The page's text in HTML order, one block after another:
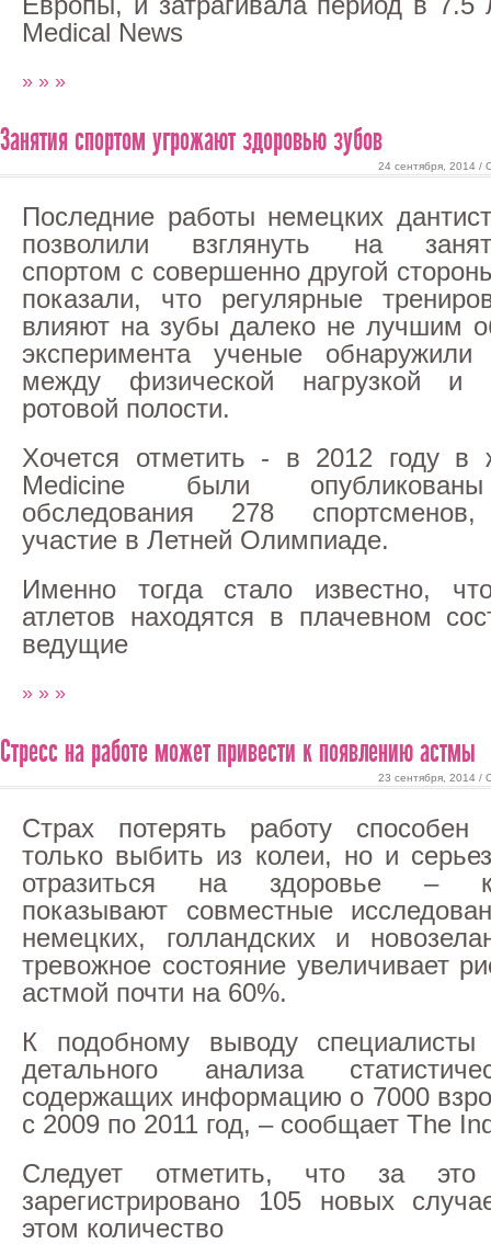
Medical News
» » »
Занятия спортом угрожают здоровью зубов
24 сентября, 2014 /
Последние работы немецких
позволили взглянуть на
спортом с совершенно другой
показали, что регулярные
влияют на зубы далеко не лучшим
эксперимента ученые
между физической нагрузкой и
ротовой полости.
Хочется отметить - в 2012 году в
Medicine были опубликованы
обследования 278
участие в Летней Олимпиаде.
Именно тогда стало известно,
атлетов находятся в плачевном
ведущие
» » »
Стресс на работе может привести к появлению астмы
23 сентября, 2014 /
Страх потерять работу способен
только выбить из колеи, но и
отразиться на здоровье –
показывают совместные
немецких, голландских и
тревожное состояние увеличивает
астмой почти на 60%.
К подобному выводу
детального анализа
содержащих информацию о 7000
с 2009 по 2011 год, – сообщает The
Следует отметить, что за
зарегистрировано 105 новых
этом количество